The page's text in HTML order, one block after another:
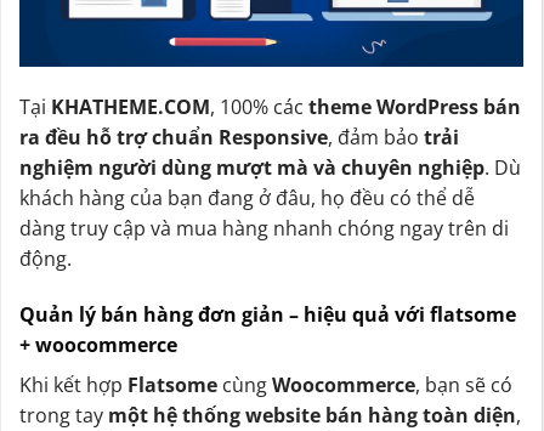
Tại KHATHEME.COM, 100% các theme WordPress bán
ra đều hỗ trợ chuẩn Responsive, đảm bảo trải
nghiệm người dùng mượt mà và chuyên nghiệp. Dù
khách hàng của bạn đang ở đâu, họ đều có thể dễ
dàng truy cập và mua hàng nhanh chóng ngay trên di
động.
Quản lý bán hàng đơn giản – hiệu quả với flatsome
+ woocommerce
Khi kết hợp Flatsome cùngWoocommerce, bạn sẽ có
trong tay một hệ thống website bán hàng toàn diện,